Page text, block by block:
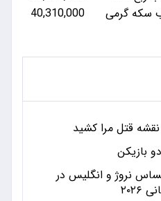
سکه گرمی
40,310,000
نقشه قتل مرا کشید
بازیکن
نروژ و انگلیس در